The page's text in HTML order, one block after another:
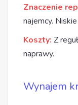
Znaczenie
najemcy.
Koszty: Z
naprawy.
Wynajem